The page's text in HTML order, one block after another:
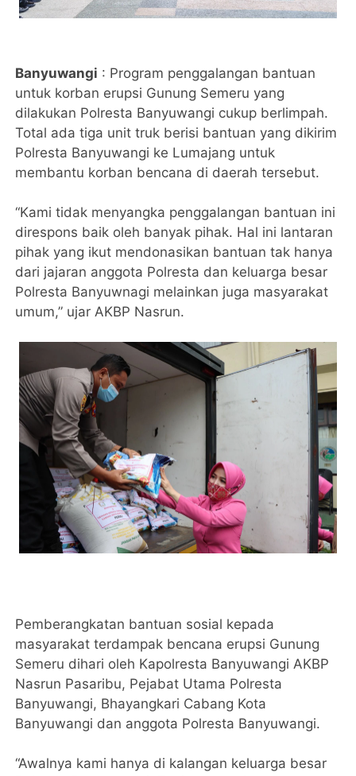
Banyuwangi : Program penggalangan bantuan
untuk korban erupsi Gunung Semeru yang
dilakukan Polresta Banyuwangi cukup berlimpah.
Total ada tiga unit truk berisi bantuan yang dikirim
Polresta Banyuwangi ke Lumajang untuk
membantu korban bencana di daerah tersebut.
“Kami tidak menyangka penggalangan bantuan ini
direspons baik oleh banyak pihak. Hal ini lantaran
pihak yang ikut mendonasikan bantuan tak hanya
dari jajaran anggota Polresta dan keluarga besar
Polresta Banyuwnagi melainkan juga masyarakat
umum,” ujar AKBP Nasrun.
Pemberangkatan bantuan sosial kepada
masyarakat terdampak bencana erupsi Gunung
Semeru dihari oleh Kapolresta Banyuwangi AKBP
Nasrun Pasaribu, Pejabat Utama Polresta
Banyuwangi, Bhayangkari Cabang Kota
Banyuwangi dan anggota Polresta Banyuwangi.
“Awalnya kami hanya di kalangan keluarga besar